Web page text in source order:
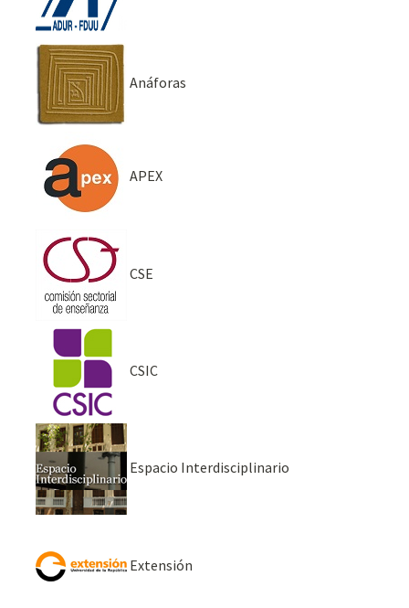
Anáforas
APEX
CSE
CSIC
Espacio Interdisciplinario
Extensión